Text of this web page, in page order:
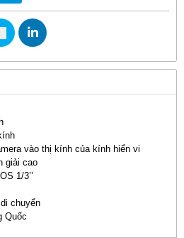
vào thị kính của kính hiển vi
giải cao
1/3’’
chuyển
Quốc